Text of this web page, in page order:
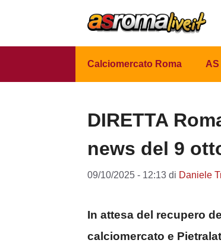
Calciomercato Roma
DIRETTA
news del 9
09/10/2025 - 12:13 di Daniele
In attesa del recupero
calciomercato e